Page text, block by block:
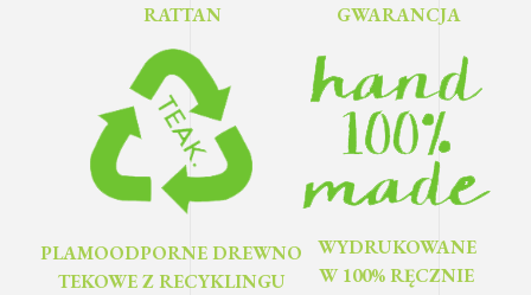
RATTAN
GWARANCJA
PLAMOODPORNE DREWNO
TEKOWE Z RECYKLINGU
WYDRUKOWANE
W 100% RĘCZNIE